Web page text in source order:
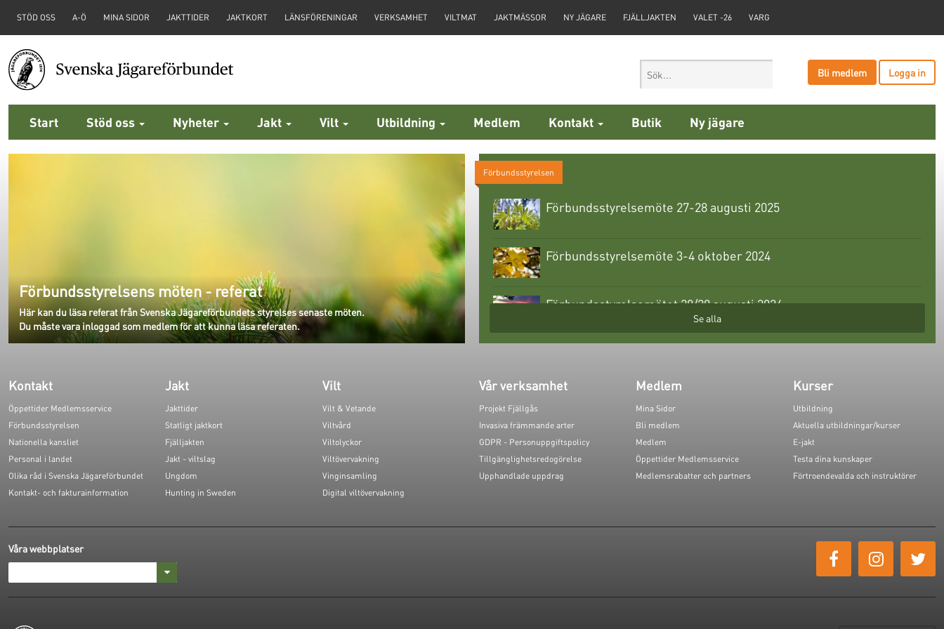
STÖD OSS A-Ö MINA SIDOR JAKTTIDER JAKTKORT LÄNSFÖRENINGAR VERKSAMHET VILTMAT JAKTMÄSSOR NY JÄGARE FJÄLLJAKTEN VALET -26 VARG
Bli medlem Logga in
Start Stöd oss Nyheter Jakt Vilt Utbildning Medlem Kontakt Butik Ny jägare
Förbundsstyrelsens möten - referat
Här kan du läsa referat från Svenska Jägareförbundets styrelses senaste möten.
Du måste vara inloggad som medlem för att kunna läsa referaten.
Förbundsstyrelsen
Förbundsstyrelsemöte 27-28 augusti 2025
Förbundsstyrelsemöte 3-4 oktober 2024
Förbundsstyrelsemötet 28/29 augusti 2024
Se alla
Kontakt
Öppettider Medlemsservice
Förbundsstyrelsen
Nationella kansliet
Personal i landet
Olika råd i Svenska Jägareförbundet
Kontakt- och fakturainformation
Jakt
Jakttider
Statligt jaktkort
Fjälljakten
Jakt - viltslag
Ungdom
Hunting in Sweden
Vilt
Vilt & Vetande
Viltvård
Viltolyckor
Viltövervakning
Vinginsamling
Digital viltövervakning
Vår verksamhet
Projekt Fjällgås
Invasiva främmande arter
GDPR - Personuppgiftspolicy
Tillgänglighetsredogörelse
Upphandlade uppdrag
Medlem
Mina Sidor
Bli medlem
Medlem
Öppettider Medlemsservice
Medlemsrabatter och partners
Kurser
Utbildning
Aktuella utbildningar/kurser
E-jakt
Testa dina kunskaper
Förtroendevalda och instruktörer
Våra webbplatser